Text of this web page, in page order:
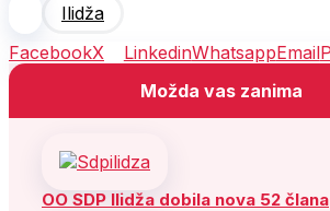
Ilidža
FacebookX LinkedinWhatsappEmail
Možda vas zanima
OO SDP Ilidža dobila nova 52 člana